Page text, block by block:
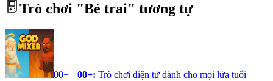
Trò chơi "Bé trai" tương tự
00+ 00+: Trò chơi điện tử dành cho mọi lứa tuổi